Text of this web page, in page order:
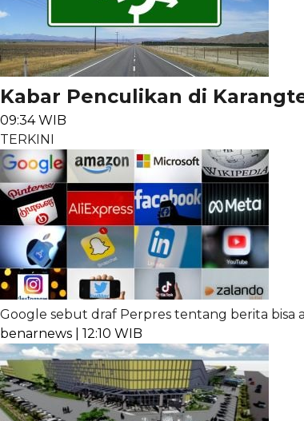
Kabar Penculikan di
09:34 WIB
TERKINI
Google sebut draf Perpres tentang berita bisa
benarnews | 12:10 WIB